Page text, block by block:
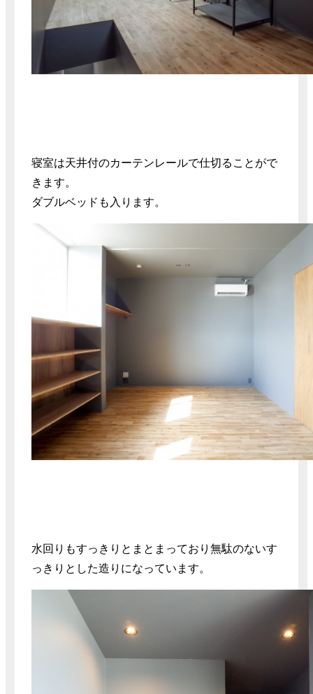
寝室は天井付のカーテンレールで仕切ることがで
きます。
ダブルベッドも入ります。
水回りもすっきりとまとまっており無駄のないす
っきりとした造りになっています。